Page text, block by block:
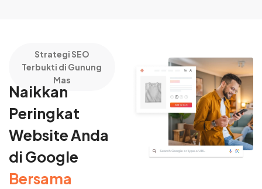
Strategi SEO
Terbukti di Gunung
Mas
Naikkan
Peringkat
Website Anda
di Google
Bersama